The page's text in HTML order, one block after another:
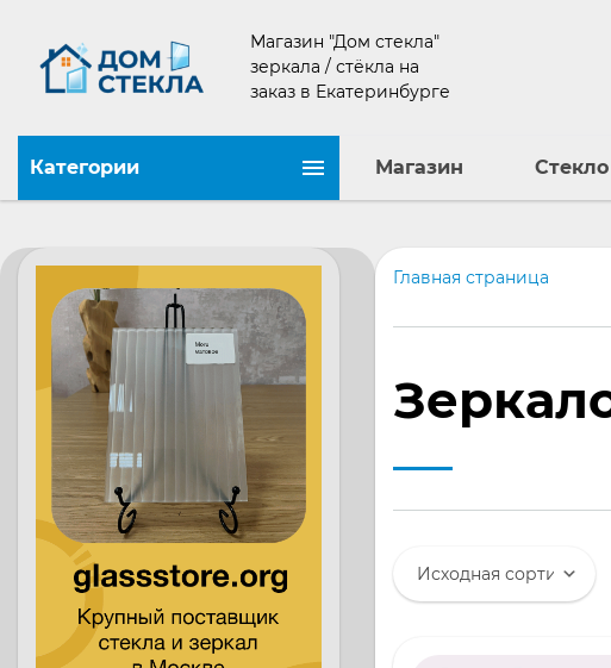
Магазин "Дом стекла"
зеркала / стёкла на
заказ в Екатеринбурге
Категории Магазин
Главная страница